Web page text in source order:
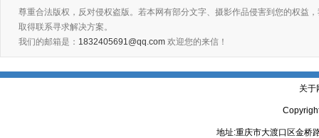
尊重合法版权，反对侵权盗版。若本网有部分文字、摄影作品侵害到您的权益
取得联系寻求解决方案。
我们的邮箱是： 1832405691@qq.com 欢迎您的来信！
关于
地址:重庆市大渡口区金